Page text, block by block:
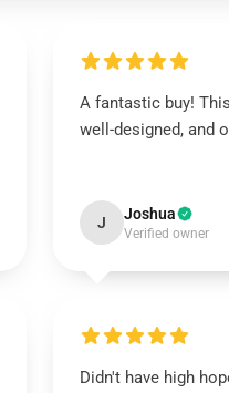
A fantastic buy!
well-designed, and
J Joshua
Verified owner
Didn't have high